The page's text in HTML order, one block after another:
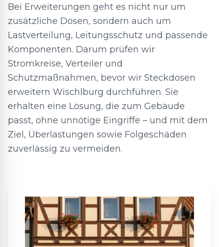
Bei Erweiterungen geht es nicht nur um
zusätzliche Dosen, sondern auch um
Lastverteilung, Leitungsschutz und passende
Komponenten. Darum prüfen wir
Stromkreise, Verteiler und
Schutzmaßnahmen, bevor wir Steckdosen
erweitern Wischlburg durchführen. Sie
erhalten eine Lösung, die zum Gebäude
passt, ohne unnötige Eingriffe – und mit dem
Ziel, Überlastungen sowie Folgeschäden
zuverlässig zu vermeiden.